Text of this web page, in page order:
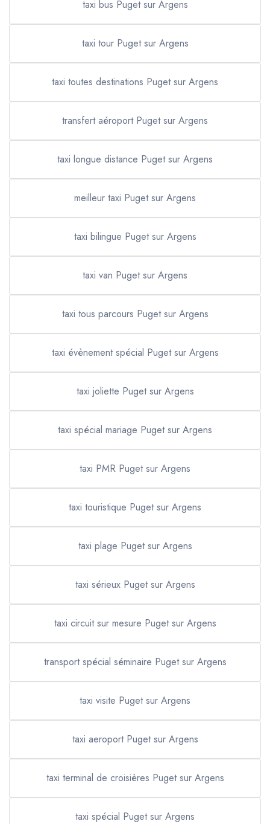
taxi bus Puget sur Argens
taxi tour Puget sur Argens
taxi toutes destinations Puget sur Argens
transfert aéroport Puget sur Argens
taxi longue distance Puget sur Argens
meilleur taxi Puget sur Argens
taxi bilingue Puget sur Argens
taxi van Puget sur Argens
taxi tous parcours Puget sur Argens
taxi évènement spécial Puget sur Argens
taxi joliette Puget sur Argens
taxi spécial mariage Puget sur Argens
taxi PMR Puget sur Argens
taxi touristique Puget sur Argens
taxi plage Puget sur Argens
taxi sérieux Puget sur Argens
taxi circuit sur mesure Puget sur Argens
transport spécial séminaire Puget sur Argens
taxi visite Puget sur Argens
taxi aeroport Puget sur Argens
taxi terminal de croisières Puget sur Argens
taxi spécial Puget sur Argens